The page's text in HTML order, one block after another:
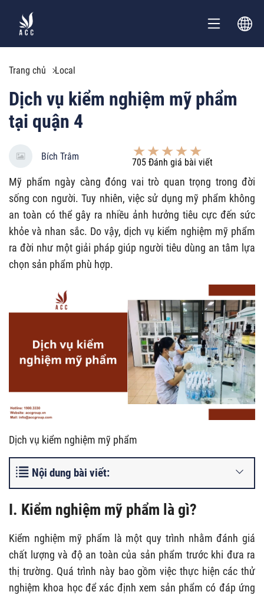
Trang chủ Local
Dịch vụ kiểm nghiệm mỹ phẩm
tại quận 4
Bích Trâm
705 Đánh giá bài viết
Mỹ phẩm ngày càng đóng vai trò quan trọng trong đời
sống con người. Tuy nhiên, việc sử dụng mỹ phẩm không
an toàn có thể gây ra nhiều ảnh hưởng tiêu cực đến sức
khỏe và nhan sắc. Do vậy, dịch vụ kiểm nghiệm mỹ phẩm
ra đời như một giải pháp giúp người tiêu dùng an tâm lựa
chọn sản phẩm phù hợp.
Dịch vụ kiểm nghiệm mỹ phẩm
Nội dung bài viết:
I. Kiểm nghiệm mỹ phẩm là gì?
Kiểm nghiệm mỹ phẩm là một quy trình nhằm đánh giá
chất lượng và độ an toàn của sản phẩm trước khi đưa ra
thị trường. Quá trình này bao gồm việc thực hiện các thử
nghiệm khoa học để xác định xem sản phẩm có đáp ứng